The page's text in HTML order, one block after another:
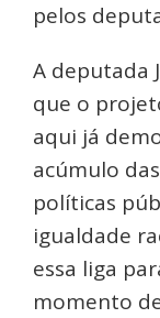
pelos
A deputada
que o
aqui já
acúmulo
políticas
igualdade
essa liga
momento